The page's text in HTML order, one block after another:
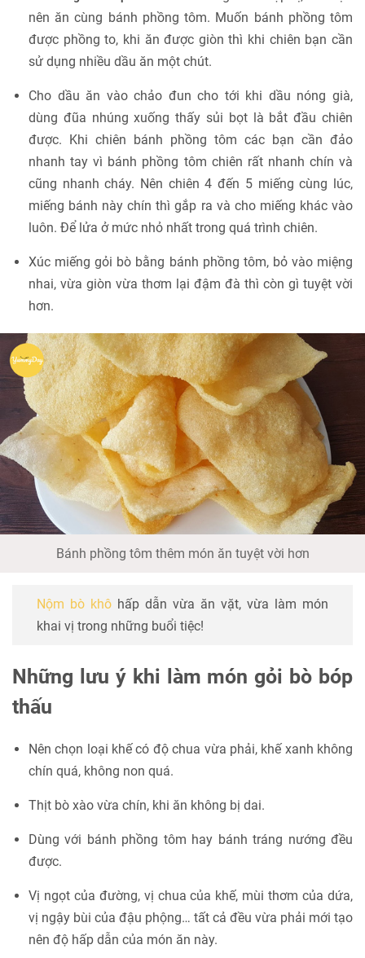
nên ăn cùng bánh phồng tôm. Muốn bánh phồng tôm
được phồng to, khi ăn được giòn thì khi chiên bạn cần
sử dụng nhiều dầu ăn một chút.
Cho dầu ăn vào chảo đun cho tới khi dầu nóng già,
dùng đũa nhúng xuống thấy sủi bọt là bắt đầu chiên
được. Khi chiên bánh phồng tôm các bạn cần đảo
nhanh tay vì bánh phồng tôm chiên rất nhanh chín và
cũng nhanh cháy. Nên chiên 4 đến 5 miếng cùng lúc,
miếng bánh này chín thì gắp ra và cho miếng khác vào
luôn. Để lửa ở mức nhỏ nhất trong quá trình chiên.
Xúc miếng gỏi bò bằng bánh phồng tôm, bỏ vào miệng
nhai, vừa giòn vừa thơm lại đậm đà thì còn gì tuyệt vời
hơn.
Bánh phồng tôm thêm món ăn tuyệt vời hơn
Nộm bò khô hấp dẫn vừa ăn vặt, vừa làm món
khai vị trong những buổi tiệc!
Những lưu ý khi làm món gỏi bò bóp
thấu
Nên chọn loại khế có độ chua vừa phải, khế xanh không
chín quá, không non quá.
Thịt bò xào vừa chín, khi ăn không bị dai.
Dùng với bánh phồng tôm hay bánh tráng nướng đều
được.
Vị ngọt của đường, vị chua của khế, mùi thơm của dứa,
vị ngậy bùi của đậu phộng… tất cả đều vừa phải mới tạo
nên độ hấp dẫn của món ăn này.